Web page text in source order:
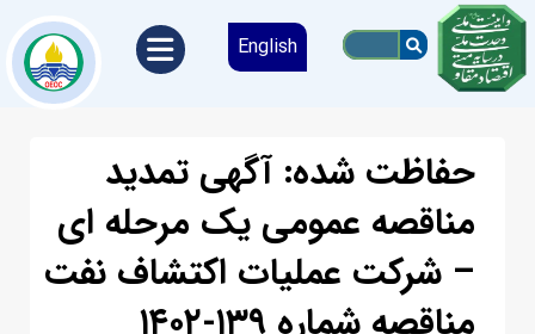
English
حفاظت شده: آگهی تمدید
مناقصه عمومی یک مرحله ای
– شرکت عملیات اکتشاف نفت